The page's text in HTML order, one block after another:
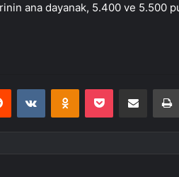
ana dayanak, 5.400 ve 5.500
Reddit VKontakteOdnoklassniki
Pocket E-Posta ile paylaş